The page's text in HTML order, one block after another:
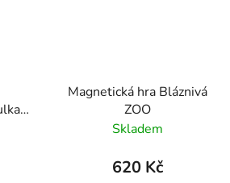
s
Magnetická hra Bláznivá
ZOO
Skladem
620 Kč